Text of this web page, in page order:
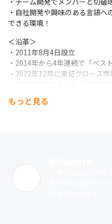
・自社開発や興味のある言語
できる環境！
＜沿革＞
・2011年8月4日設立
・2014年から4年連続で「ベス
・2022年12月に東証グロース
・2026年6月自社のAIエージェ
もっと見る